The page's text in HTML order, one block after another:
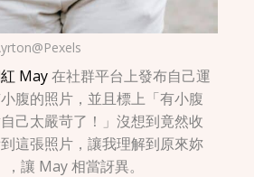
紅 May在社群平台上發布自己運
腹的照片，並且標上「有小腹
己太嚴苛了！」沒想到竟然收
這張照片，讓我理解到原來妳
讓 May 相當訝異。